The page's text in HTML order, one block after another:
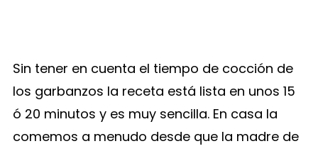
Sin tener en cuenta el tiempo de cocción de
los garbanzos la receta está lista en unos 15
ó 20 minutos y es muy sencilla. En casa la
comemos a menudo desde que la madre de